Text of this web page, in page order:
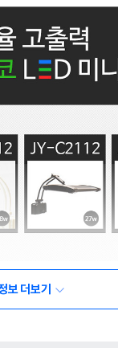
보 더보기